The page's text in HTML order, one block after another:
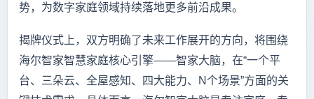
势，为数字家庭领域持续落地更多前沿成果。
揭牌仪式上，双方明确了未来工作展开的方向，将围绕
海尔智家智慧家庭核心引擎——智家大脑，在“一个平
台、三朵云、全屋感知、四大能力、N个场景”方面的关